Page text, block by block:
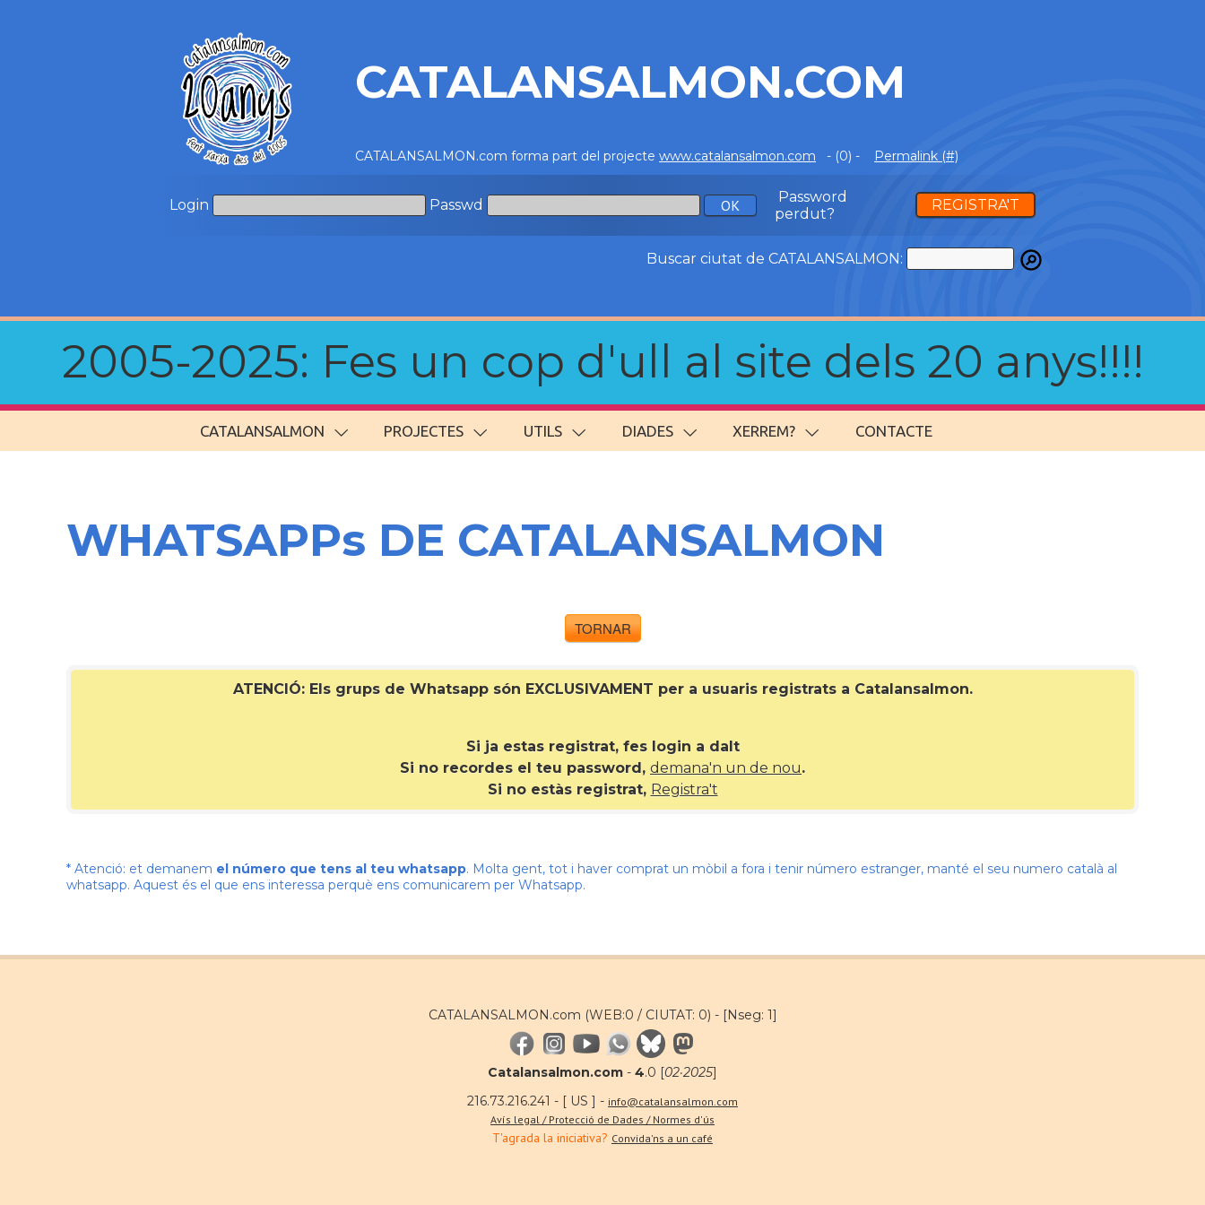
CATALANSALMON.COM
CATALANSALMON.com forma part del projecte www.catalansalmon.com - (0) - Permalink (#)
Login Passwd
Password
perdut?
REGISTRA'T
Buscar ciutat de CATALANSALMON:
2005-2025: Fes un cop d'ull al site dels 20 anys!!!!
CATALANSALMON PROJECTES UTILS DIADES XERREM? CONTACTE
WHATSAPPs DE CATALANSALMON
TORNAR
ATENCIÓ: Els grups de Whatsapp són EXCLUSIVAMENT per a usuaris registrats a Catalansalmon.
Si ja estas registrat, fes login a dalt
Si no recordes el teu password, demana'n un de nou.
Si no estàs registrat, Registra't
* Atenció: et demanem el número que tens al teu whatsapp. Molta gent, tot i haver comprat un mòbil a fora i tenir número estranger, manté el seu numero català al
whatsapp. Aquest és el que ens interessa perquè ens comunicarem per Whatsapp.
CATALANSALMON.com (WEB:0 / CIUTAT: 0) - [Nseg: 1]
Catalansalmon.com - 4.0 [02·2025]
216.73.216.241 - [ US ] - info@catalansalmon.com
Avís legal / Protecció de Dades / Normes d'ús
T'agrada la iniciativa? Convida'ns a un café